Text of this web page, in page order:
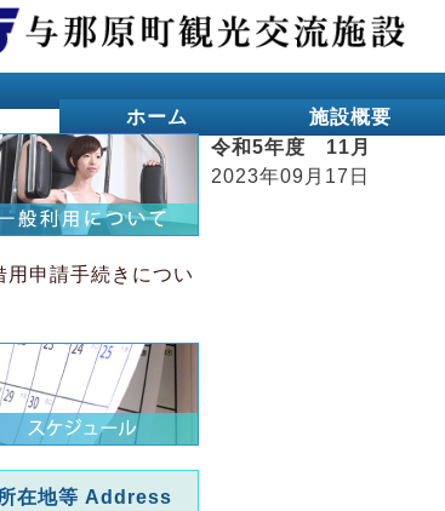
ホーム 施設概要
令和5年度 11月
2023年09月17日
所在地等 Address